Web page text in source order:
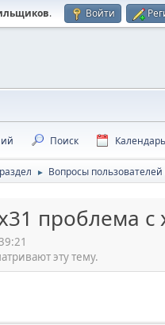
. Войти
Поиск Календарь
► Вопросы
проблема с
эту тему.